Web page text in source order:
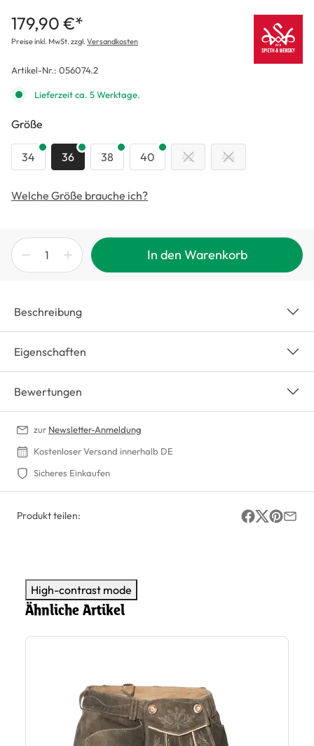
179,90 €*
Preise inkl. MwSt. zzgl.Versandkosten
Artikel-Nr.: 056074.2
Lieferzeit ca. 5 Werktage.
Größe
34 36 38 40 42 44
Welche Größe brauche ich?
In den Warenkorb
Beschreibung
Eigenschaften
Bewertungen
zur Newsletter-Anmeldung
Kostenloser Versand innerhalb DE
Sicheres Einkaufen
Produkt teilen:
High-contrast mode
Ähnliche Artikel